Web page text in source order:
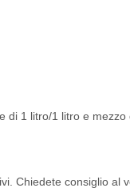
1 litro/1 litro e mezzo
Chiedete consiglio al